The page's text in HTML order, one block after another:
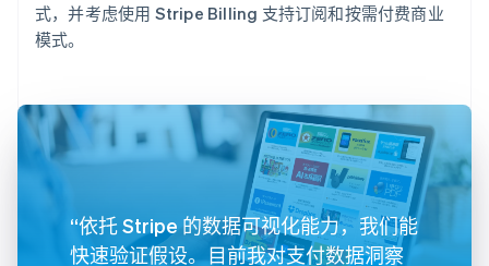
式，并考虑使用 Stripe Billing 支持订阅和按需付费商业
模式。
“依托 Stripe 的数据可视化能力，我们能
快速验证假设。目前我对支付数据洞察